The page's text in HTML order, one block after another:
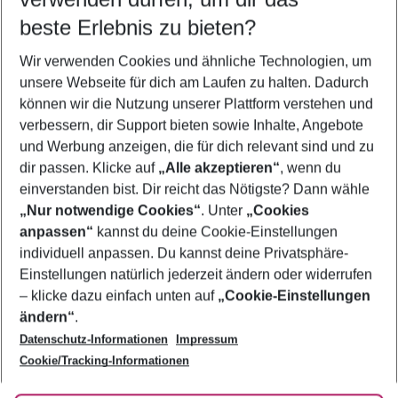
5-8 Nächte
2 Erwachsene Keine Kinder
Mehr Filter anzeigen
Footer
Footer navigation
Über uns
AGB
Bestpreisgarantie
Cookie-Einstellungen ändern
Cookie-Richtlinie
Agenturbetreuung
Barrierefreies Reisen
Folge uns
beste Erlebnis zu bieten?
Wir verwenden Cookies und ähnliche Technologien, um
unsere Webseite für dich am Laufen zu halten. Dadurch
können wir die Nutzung unserer Plattform verstehen und
verbessern, dir Support bieten sowie Inhalte, Angebote
und Werbung anzeigen, die für dich relevant sind und zu
dir passen. Klicke auf „Alle akzeptieren“, wenn du
einverstanden bist. Dir reicht das Nötigste? Dann wähle
„Nur notwendige Cookies“. Unter „Cookies
anpassen“ kannst du deine Cookie-Einstellungen
individuell anpassen. Du kannst deine Privatsphäre-
Einstellungen natürlich jederzeit ändern oder widerrufen
– klicke dazu einfach unten auf „Cookie-Einstellungen
ändern“.
Datenschutz-Informationen
Impressum
Cookie/Tracking-Informationen